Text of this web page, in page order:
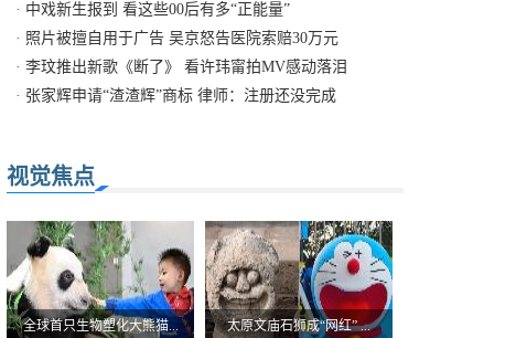
· 中戏新生报到 看这些00后有多“正能量”
· 照片被擅自用于广告 吴京怒告医院索赔30万元
· 李玟推出新歌《断了》 看许玮甯拍MV感动落泪
· 张家辉申请“渣渣辉”商标 律师：注册还没完成
视觉焦点
全球首只生物塑化大熊猫... 太原文庙石狮成“网红” ...